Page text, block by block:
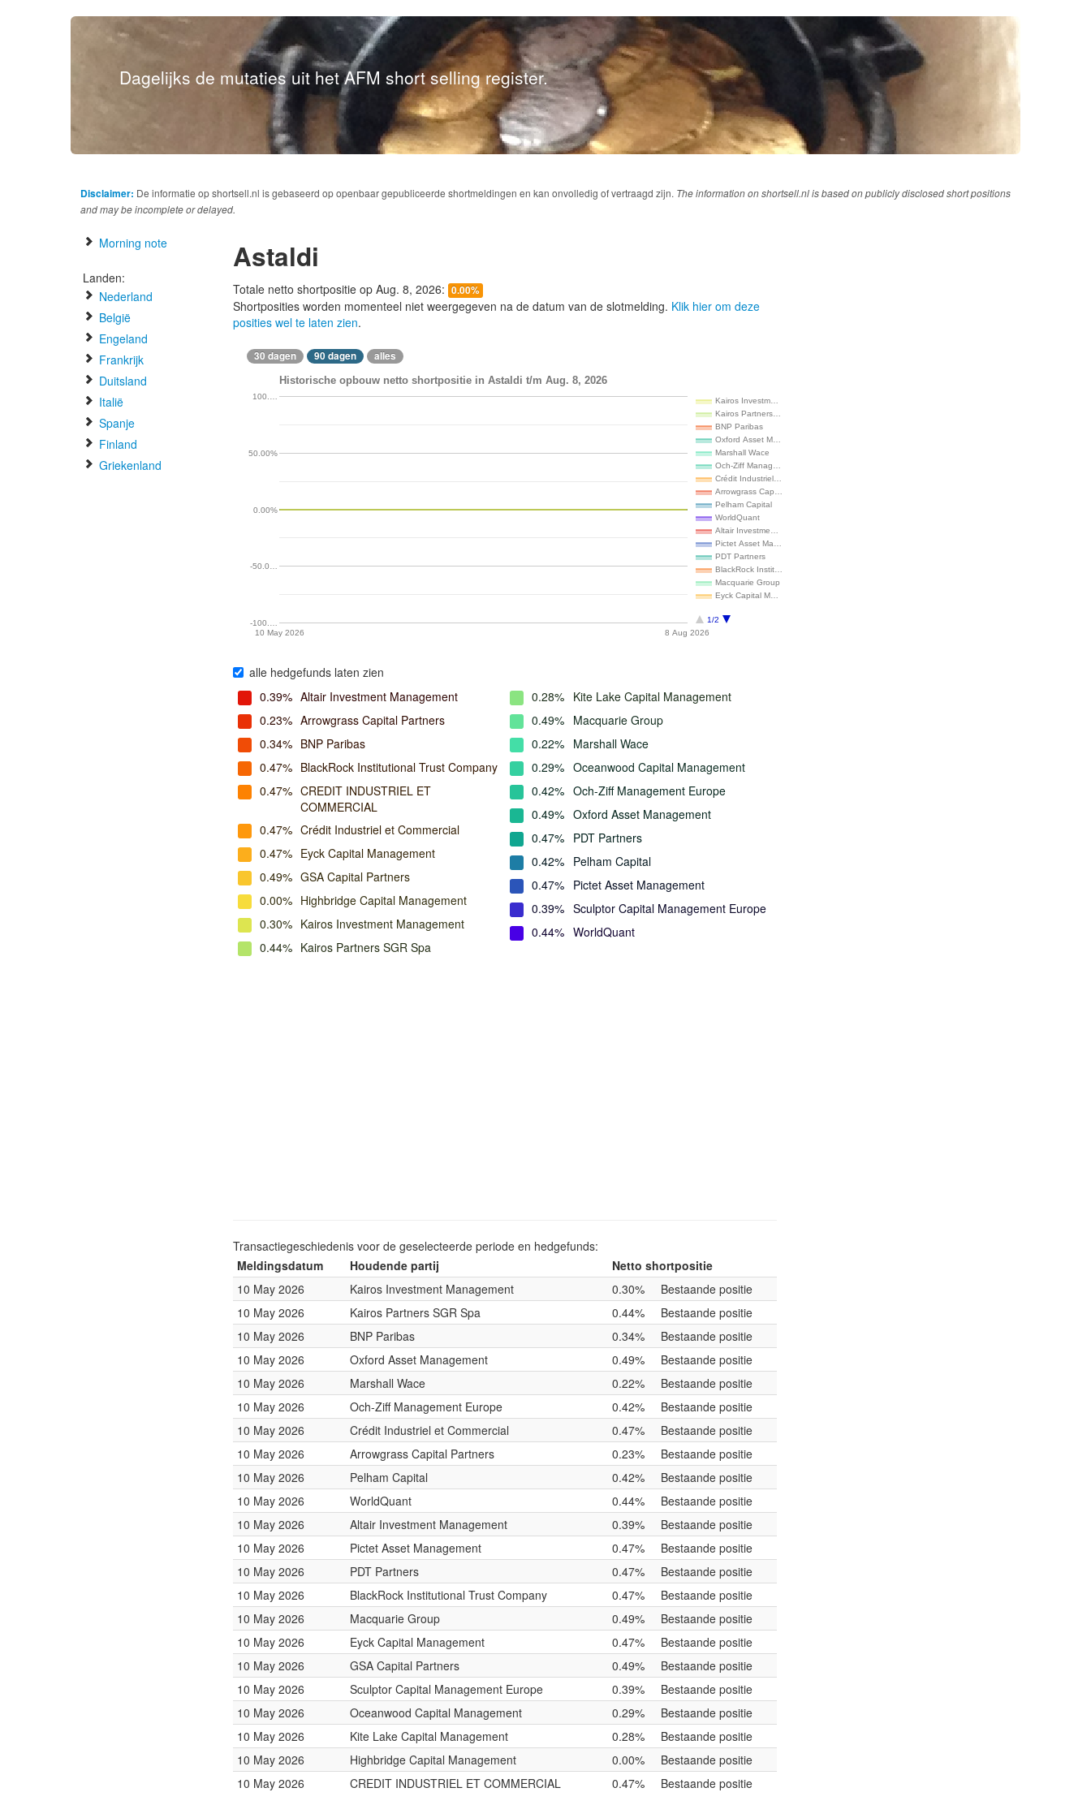
Dagelijks de mutaties uit het AFM short selling register.
Disclaimer: De informatie op shortsell.nl is gebaseerd op openbaar gepubliceerde shortmeldingen en kan onvolledig of vertraagd zijn. The information on shortsell.nl is based on publicly disclosed short positions
and may be incomplete or delayed.
Morning note
Landen:
Nederland
België
Engeland
Frankrijk
Duitsland
Italië
Spanje
Finland
Griekenland
Astaldi
Totale netto shortpositie op Aug. 8, 2026: 0.00%
Shortposities worden momenteel niet weergegeven na de datum van de slotmelding. Klik hier om deze
posities wel te laten zien.
30 dagen 90 dagen alles
Historische opbouw netto shortpositie in Astaldi t/m Aug. 8, 2026
Kairos Investm…
Kairos Partners…
BNP Paribas
Oxford Asset M…
Marshall Wace
Och-Ziff Manag…
Crédit Industriel…
Arrowgrass Cap…
Pelham Capital
WorldQuant
Altair Investme…
Pictet Asset Ma…
PDT Partners
BlackRock Instit…
Macquarie Group
Eyck Capital M…
1/2
10 May 2026
8 Aug 2026
-100.…
-50.0…
0.00%
50.00%
100.…
alle hedgefunds laten zien
0.39% Altair Investment Management
0.23% Arrowgrass Capital Partners
0.34% BNP Paribas
0.47% BlackRock Institutional Trust Company
0.47% CREDIT INDUSTRIEL ET
COMMERCIAL
0.47% Crédit Industriel et Commercial
0.47% Eyck Capital Management
0.49% GSA Capital Partners
0.00% Highbridge Capital Management
0.30% Kairos Investment Management
0.44% Kairos Partners SGR Spa
0.28% Kite Lake Capital Management
0.49% Macquarie Group
0.22% Marshall Wace
0.29% Oceanwood Capital Management
0.42% Och-Ziff Management Europe
0.49% Oxford Asset Management
0.47% PDT Partners
0.42% Pelham Capital
0.47% Pictet Asset Management
0.39% Sculptor Capital Management Europe
0.44% WorldQuant
Transactiegeschiedenis voor de geselecteerde periode en hedgefunds:
Meldingsdatum
Houdende partij
Netto shortpositie
10 May 2026
Kairos Investment Management 0.30%
Bestaande positie
10 May 2026
Kairos Partners SGR Spa 0.44%
Bestaande positie
10 May 2026
BNP Paribas 0.34%
Bestaande positie
10 May 2026
Oxford Asset Management 0.49%
Bestaande positie
10 May 2026
Marshall Wace 0.22%
Bestaande positie
10 May 2026
Och-Ziff Management Europe 0.42%
Bestaande positie
10 May 2026
Crédit Industriel et Commercial 0.47%
Bestaande positie
10 May 2026
Arrowgrass Capital Partners 0.23%
Bestaande positie
10 May 2026
Pelham Capital 0.42%
Bestaande positie
10 May 2026
WorldQuant 0.44%
Bestaande positie
10 May 2026
Altair Investment Management 0.39%
Bestaande positie
10 May 2026
Pictet Asset Management 0.47%
Bestaande positie
10 May 2026
PDT Partners 0.47%
Bestaande positie
10 May 2026
BlackRock Institutional Trust Company 0.47%
Bestaande positie
10 May 2026
Macquarie Group 0.49%
Bestaande positie
10 May 2026
Eyck Capital Management 0.47%
Bestaande positie
10 May 2026
GSA Capital Partners 0.49%
Bestaande positie
10 May 2026
Sculptor Capital Management Europe 0.39%
Bestaande positie
10 May 2026
Oceanwood Capital Management 0.29%
Bestaande positie
10 May 2026
Kite Lake Capital Management 0.28%
Bestaande positie
10 May 2026
Highbridge Capital Management 0.00%
Bestaande positie
10 May 2026
CREDIT INDUSTRIEL ET COMMERCIAL 0.47% Bestaande positie